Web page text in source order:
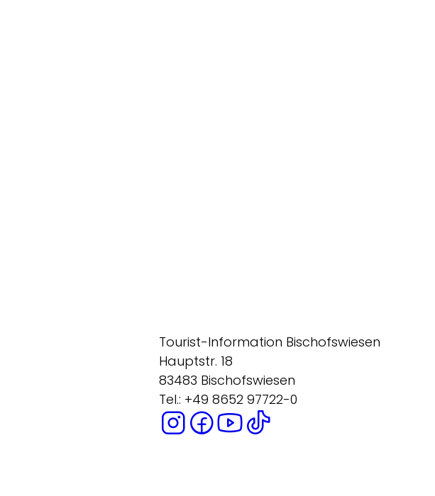
Tourist-Information Bischofswiesen
Hauptstr. 18
83483 Bischofswiesen
Tel.: +49 8652 97722-0